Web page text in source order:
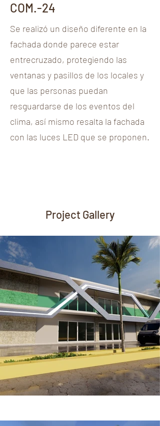
COM.-24
Se realizó un diseño diferente en la
fachada donde parece estar
entrecruzado, protegiendo las
ventanas y pasillos de los locales y
que las personas puedan
resguardarse de los eventos del
clima, así mismo resalta la fachada
con las luces LED que se proponen.
Project Gallery